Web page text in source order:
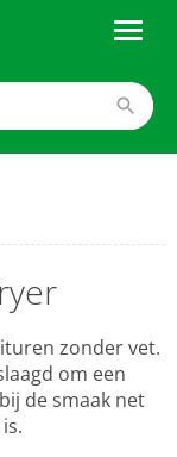
zonder vet.
om een
de smaak net